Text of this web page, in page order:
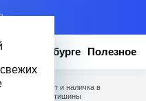
о Петербурге Полезное
билет и наличка в
цифровой тишины